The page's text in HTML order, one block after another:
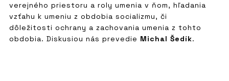
verejného priestoru a roly umenia v ňom, hľadania
vzťahu k umeniu z obdobia socializmu, či
dôležitosti ochrany a zachovania umenia z tohto
obdobia. Diskusiou nás prevedie Michal Šedík.